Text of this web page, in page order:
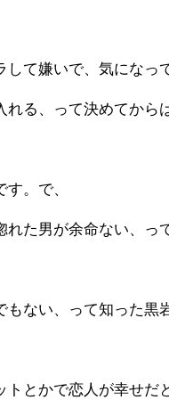
て嫌いで、気になっ
れる、って決めてから
。で、
た男が余命ない、っ
もない、って知った黒
とかで恋人が幸せだ